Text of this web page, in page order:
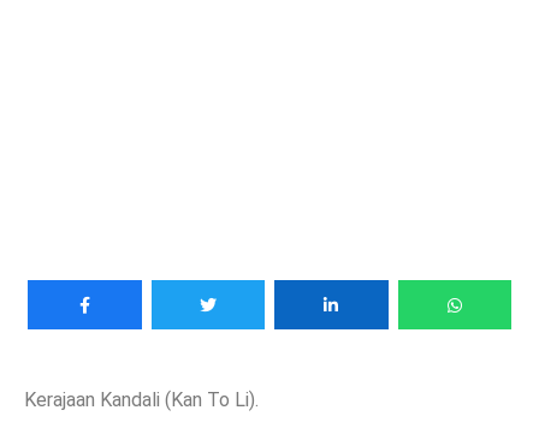
Kerajaan Kandali (Kan To Li).